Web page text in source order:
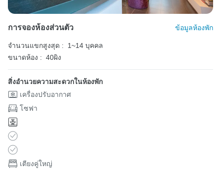
การจองห้องส่วนตัว ข้อมูลห้องพัก
จำนวนแขกสูงสุด :
1~14 บุคคล
ขนาดห้อง : 40ผิง
สิ่งอำนวยความสะดวกในห้องพัก
เครื่องปรับอากาศ
โซฟา
เตียงคู่ใหญ่